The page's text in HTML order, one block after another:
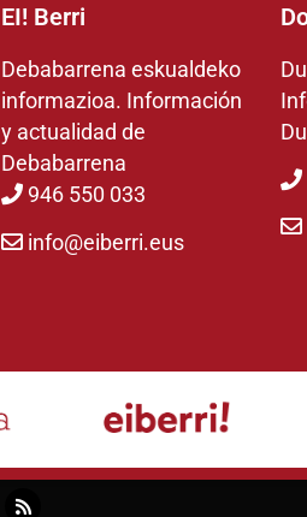
EI! Berri
Debabarrena eskualdeko
informazioa. Información
y actualidad de
Debabarrena
946 550 033
info@eiberri.eus